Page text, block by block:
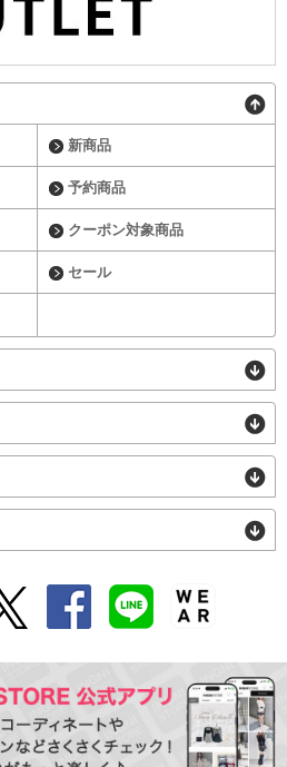
新商品
予約商品
クーポン対象商品
セール